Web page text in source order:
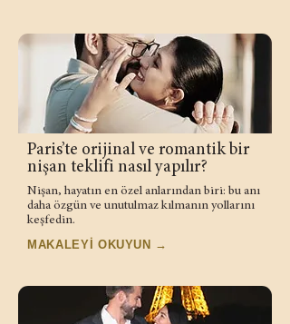
Paris’te orijinal ve romantik bir
nişan teklifi nasıl yapılır?
Nişan, hayatın en özel anlarından biri: bu anı
daha özgün ve unutulmaz kılmanın yollarını
keşfedin.
MAKALEYİ OKUYUN →